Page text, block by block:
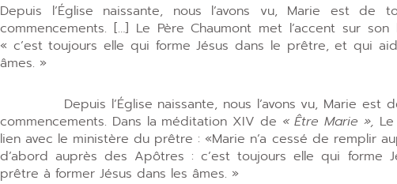
Depuis l’Église naissante, nous l’avons vu, Marie est de
commencements. […] Le Père Chaumont met l’accent sur
« c’est toujours elle qui forme Jésus dans le prêtre, et qui
âmes. »
Depuis l’Église naissante, nous l’avons vu, Marie
commencements. Dans la méditation XIV de « Être Marie »,
lien avec le ministère du prêtre : «Marie n’a cessé de remplir
d’abord auprès des Apôtres :c’est toujours elle qui forme
prêtre à former Jésus dans les âmes. »